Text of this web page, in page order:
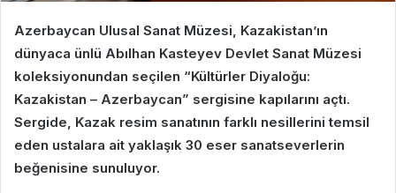
Azerbaycan Ulusal Sanat Müzesi, Kazakistan’ın
dünyaca ünlü Abılhan Kasteyev Devlet Sanat Müzesi
koleksiyonundan seçilen “Kültürler Diyaloğu:
Kazakistan – Azerbaycan” sergisine kapılarını açtı.
Sergide, Kazak resim sanatının farklı nesillerini temsil
eden ustalara ait yaklaşık 30 eser sanatseverlerin
beğenisine sunuluyor.